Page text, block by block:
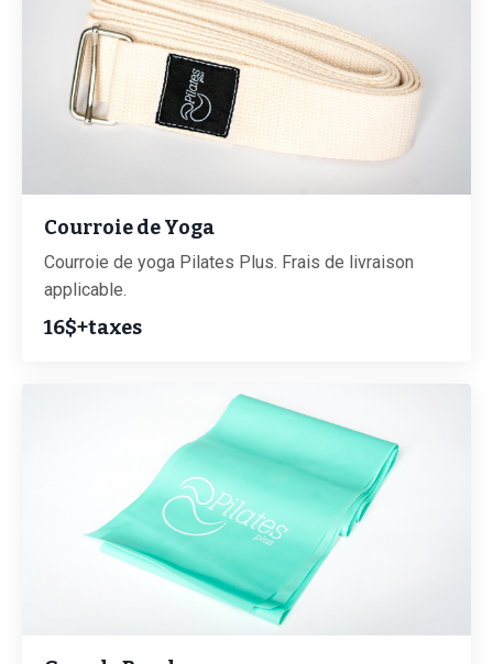
Courroie de Yoga
Courroie de yoga Pilates Plus. Frais de livraison
applicable.
16$+taxes